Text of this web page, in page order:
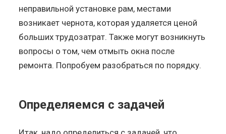
неправильной установке рам, местами
возникает чернота, которая удаляется ценой
больших трудозатрат. Также могут возникнуть
вопросы о том, чем отмыть окна после
ремонта. Попробуем разобраться по порядку.
Определяемся с задачей